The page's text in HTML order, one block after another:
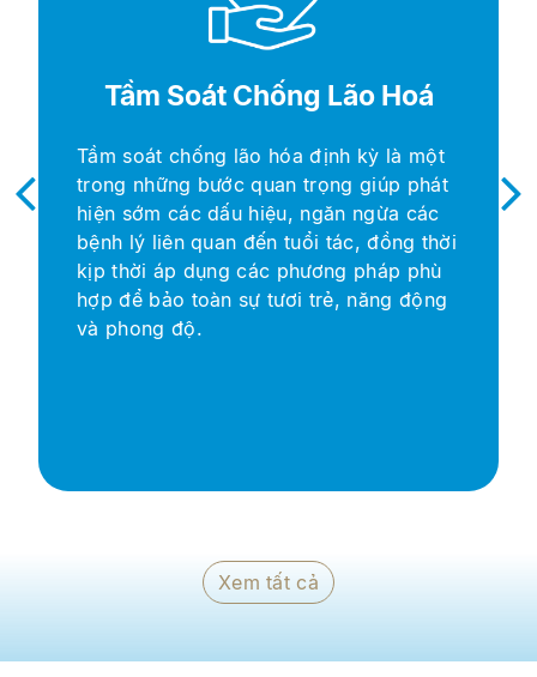
Tầm Soát Chống Lão Hoá
soát chống lão hóa định kỳ là một
những bước quan trọng giúp phát
sớm các dấu hiệu, ngăn ngừa các
lý liên quan đến tuổi tác, đồng thời
thời áp dụng các phương pháp phù
để bảo toàn sự tươi trẻ, năng động
phong độ.
Xem tất cả